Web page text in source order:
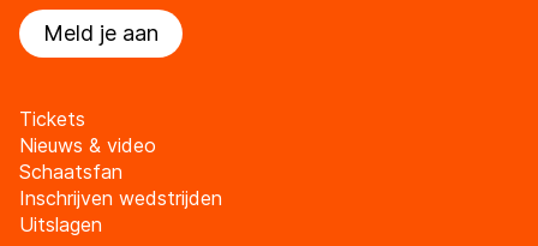
Meld je aan
Tickets
Nieuws & video
Schaatsfan
Inschrijven wedstrijden
Uitslagen